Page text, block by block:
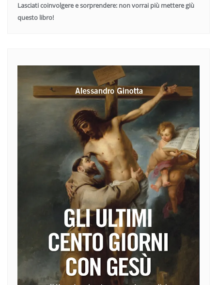
Lasciati coinvolgere e sorprendere: non vorrai più mettere giù
questo libro!